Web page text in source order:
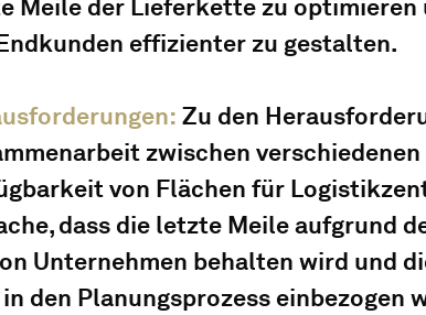
Meile der Lieferkette zu optimieren
effizienter zu gestalten.
Zu den
zwischen
von Flächen für
dass die letzte Meile aufgrund
Unternehmen behalten wird und
den Planungsprozess einbezogen